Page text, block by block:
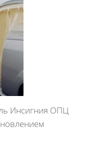
Инсигния ОПЦ